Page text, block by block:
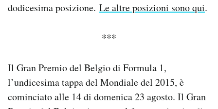
Area Personale
Hai bisogno di aiuto?
dodicesima posizione. Le altre posizioni sono qui.
***
Il Gran Premio del Belgio di Formula 1,
l’undicesima tappa del Mondiale del 2015, è
cominciato alle 14 di domenica 23 agosto. Il Gran